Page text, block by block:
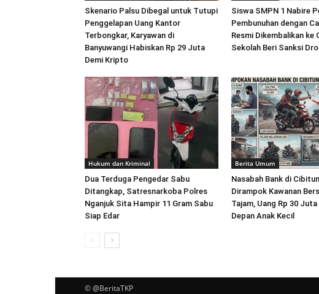
Skenario Palsu Dibegal untuk Tutupi
Penggelapan Uang Kantor
Terbongkar, Karyawan di
Banyuwangi Habiskan Rp 29 Juta
Demi Kripto
Siswa SMPN 1 Nabire
Pembunuhan dengan
Resmi Dikembalikan ke
Sekolah Beri Sanksi
Hukum dan Kriminal
Dua Terduga Pengedar Sabu
Ditangkap, Satresnarkoba Polres
Nganjuk Sita Hampir 11 Gram Sabu
Siap Edar
Berita Umum
Nasabah Bank di
Dirampok Kawanan
Tajam, Uang Rp 30 Juta
Depan Anak Kecil
© @BeritaTKP